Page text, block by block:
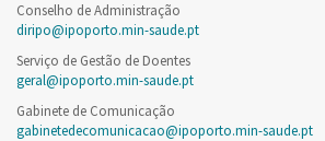
Conselho de Administração
diripo@ipoporto.min-saude.pt
Serviço de Gestão de Doentes
geral@ipoporto.min-saude.pt
Gabinete de Comunicação
gabinetedecomunicacao@ipoporto.min-saude.pt